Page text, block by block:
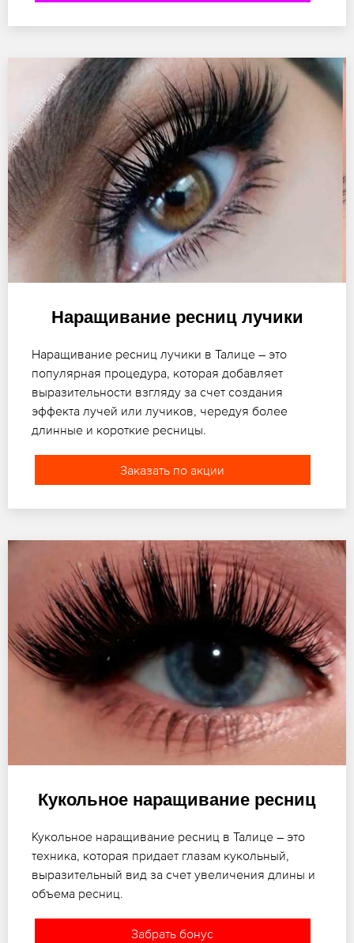
Наращивание ресниц лучики
Наращивание ресниц лучики в Талице – это
популярная процедура, которая добавляет
выразительности взгляду за счет создания
эффекта лучей или лучиков, чередуя более
длинные и короткие ресницы.
Заказать по акции
Кукольное наращивание ресниц
Кукольное наращивание ресниц в Талице – это
техника, которая придает глазам кукольный,
выразительный вид за счет увеличения длины и
объема ресниц.
Забрать бонус